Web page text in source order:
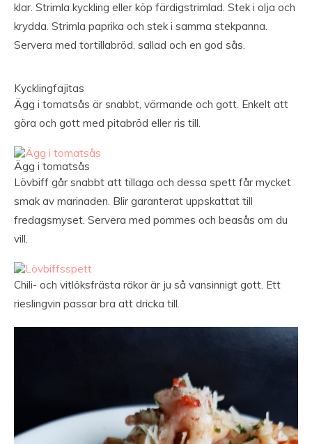
klar. Strimla kyckling eller köp färdigstrimlad. Stek i olja och
krydda. Strimla paprika och stek i samma stekpanna.
Servera med tortillabröd, sallad och en god sås.
Kycklingfajitas
Ägg i tomatsås är snabbt, värmande och gott. Enkelt att
göra och gott med pitabröd eller ris till.
Ägg i tomatsås
Lövbiff går snabbt att tillaga och dessa spett får mycket
smak av marinaden. Blir garanterat uppskattat till
fredagsmyset. Servera med pommes och beasås om du
vill.
Chili- och vitlöksfrästa räkor är ju så vansinnigt gott. Ett
rieslingvin passar bra att dricka till.